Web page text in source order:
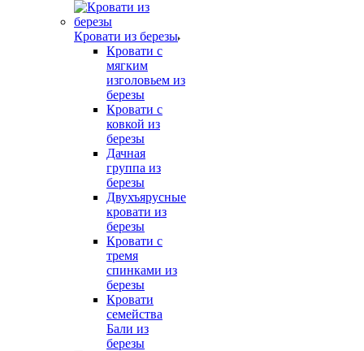
Кровати из березы
Кровати с
мягким
изголовьем из
березы
Кровати с
ковкой из
березы
Дачная
группа из
березы
Двухъярусные
кровати из
березы
Кровати с
тремя
спинками из
березы
Кровати
семейства
Бали из
березы